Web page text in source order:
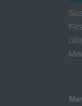
figura en los
Memorandos